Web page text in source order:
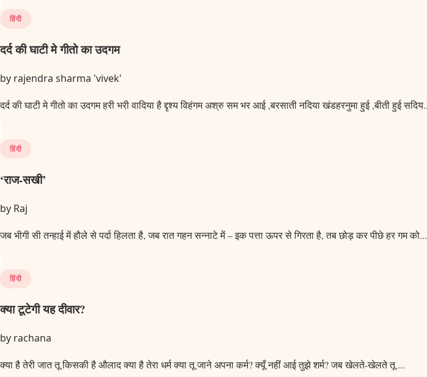
हिंदी
दर्द की घाटी मे गीतो का उदगम
by rajendra sharma 'vivek'
दर्द की घाटी मे गीतो का उदगम हरी भरी वादिया है द्दृश्य विहंगम अश्रु सम भर आई ,बरसाती नदिया खंडहरनुमा हुई ,बीती हुई सदिय
हिंदी
‘राज-सखी’
by Raj
जब भीगी सी तन्हाई में हौले से पर्दा हिलता है, जब रात गहन सन्नाटे में – इक पत्ता ऊपर से गिरता है, तब छोड़ कर पीछे हर गम को...
हिंदी
क्या टूटेगी यह दीवार?
by rachana
क्या है तेरी जात तू किसकी है औलाद क्या है तेरा धर्म क्या तू जाने अपना कर्म? क्यूँ नहीं आई तुझे शर्म? जब खेलते-खेलते तू...